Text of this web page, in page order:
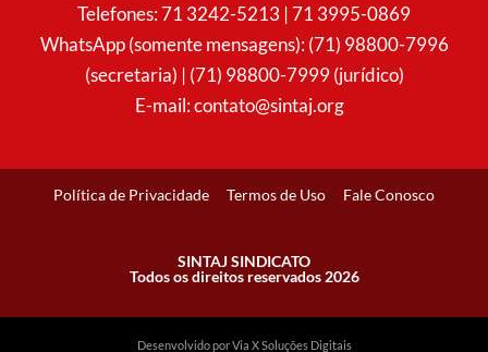
Telefones: 71 3242-5213 | 71 3995-0869
WhatsApp (somente mensagens): (71) 98800-7996
(secretaria) | (71) 98800-7999 (jurídico)
E-mail:contato@sintaj.org
Política de Privacidade Termos de Uso Fale Conosco
SINTAJ SINDICATO
Todos os direitos reservados 2026
Desenvolvido por Via X Soluções Digitais